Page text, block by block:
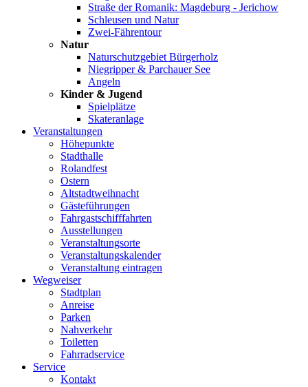
Straße der Romanik: Magdeburg - Jerichow
Schleusen und Natur
Zwei-Fährentour
Natur
Naturschutzgebiet Bürgerholz
Niegripper & Parchauer See
Angeln
Kinder & Jugend
Spielplätze
Skateranlage
Veranstaltungen
Höhepunkte
Stadthalle
Rolandfest
Ostern
Altstadtweihnacht
Gästeführungen
Fahrgastschifffahrten
Ausstellungen
Veranstaltungsorte
Veranstaltungskalender
Veranstaltung eintragen
Wegweiser
Stadtplan
Anreise
Parken
Nahverkehr
Toiletten
Fahrradservice
Service
Kontakt